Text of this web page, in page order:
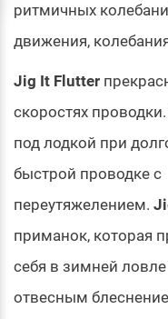
ритмичных
движения,
Jig It Flutter
скоростях
под лодкой при
быстрой проводке с
переутяжелением.
приманок, которая
себя в зимней ловле
отвесным